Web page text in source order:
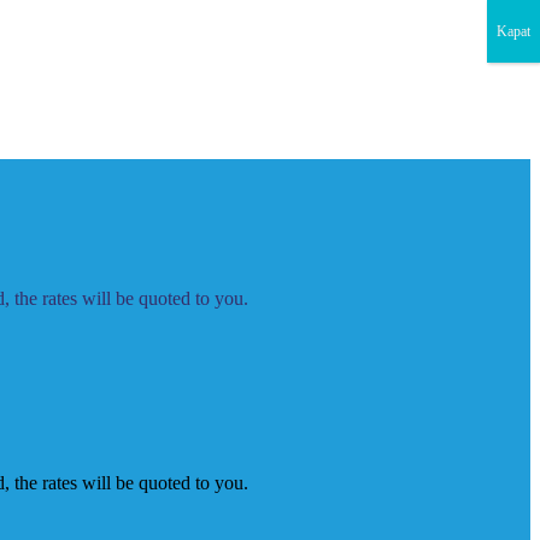
the rates will be quoted to you.
the rates will be quoted to you.
Kapat